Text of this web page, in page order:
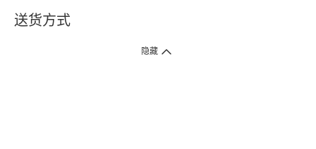
送货方式
1. 送货到府（受卫生署条例规管产品除外 ）
隐藏